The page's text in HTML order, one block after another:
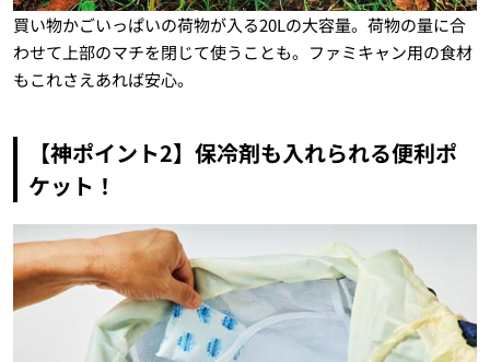
買い物かごいっぱいの荷物が入る20Lの大容量。荷物の量に合
わせて上部のマチを閉じて使うことも。ファミキャン用の食材
もこれさえあれば安心。
【神ポイント2】保冷剤も入れられる便利ポ
ケット！